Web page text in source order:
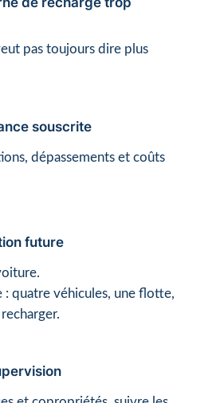
pas toujours dire plus
souscrite
dépassements et coûts
future
: quatre véhicules, une flotte,